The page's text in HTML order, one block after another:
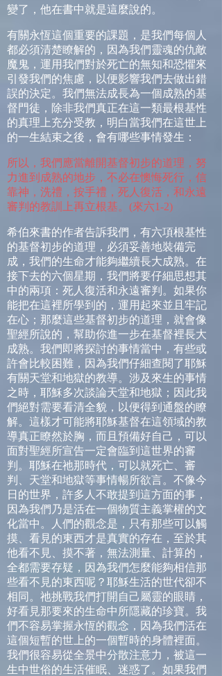
變了，他在書中就是這麼說的。
有關永恆這個重要的課題，是我們每個人
都必須清楚瞭解的，因為我們靈魂的仇敵
魔鬼，運用我們對於死亡的無知和恐懼來
引發我們的焦慮，以便影響我們去做出錯
誤的決定。我們無法成長為一個成熟的基
督門徒，除非我們真正在這一類最根基性
的真理上充分受教，明白當我們在這世上
的一生結束之後，會有哪些事情發生：
所以，我們應當離開基督初步的道理，努
力進到成熟的地步，不必在懊悔死行，信
靠神，洗禮，按手禮，死人復活，和永遠
審判的教訓上再立根基。 (來六1-2)
希伯來書的作者告訴我們，有六項根基性
的基督初步的道理，必須妥善地裝備完
成，我們的生命才能夠繼續長大成熟。在
接下去的六個星期，我們將要仔細思想其
中的兩項：死人復活和永遠審判。如果你
能把在這裡所學到的，運用起來並且牢記
在心；那麼這些基督初步的道理，就會像
聖經所說的，幫助你進一步在基督裡長大
成熟。我們即將探討的事情當中，有些或
許會比較困難，因為我們仔細查閱了耶穌
有關天堂和地獄的教導。涉及來生的事情
之時，耶穌多次談論天堂和地獄；因此我
們絕對需要看清全貌，以便得到通盤的瞭
解。這樣才可能將耶穌基督在這領域的教
導真正瞭然於胸，而且預備好自己，可以
面對聖經所宣告一定會臨到這世界的審
判。耶穌在祂那時代，可以就死亡、審
判、天堂和地獄等事情暢所欲言。不像今
日的世界，許多人不敢提到這方面的事，
因為我們乃是活在一個物質主義掌權的文
化當中。人們的觀念是，只有那些可以觸
摸、看見的東西才是真實的存在，至於其
他看不見、摸不著，無法測量、計算的，
全都需要存疑，因為我們怎麼能夠相信那
些看不見的東西呢？耶穌生活的世代卻不
相同。祂挑戰我們打開自己屬靈的眼睛，
好看見那要來的生命中所隱藏的珍寶。我
們不容易掌握永恆的觀念，因為我們活在
這個短暫的世上的一個暫時的身體裡面。
我們很容易從全景中分散注意力，被這一
生中世俗的生活催眠、迷惑了。如果我們